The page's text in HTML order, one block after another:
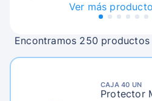
Ver más
Encontramos 250 productos
CAJA 40 UN
Protector